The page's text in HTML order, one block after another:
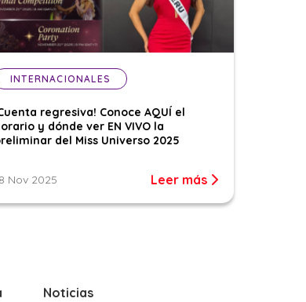
INTERNACIONALES
regresiva! Conoce AQUÍ el
y dónde ver EN VIVO la
del Miss Universo 2025
Nov 2025 Leer más
Noticias